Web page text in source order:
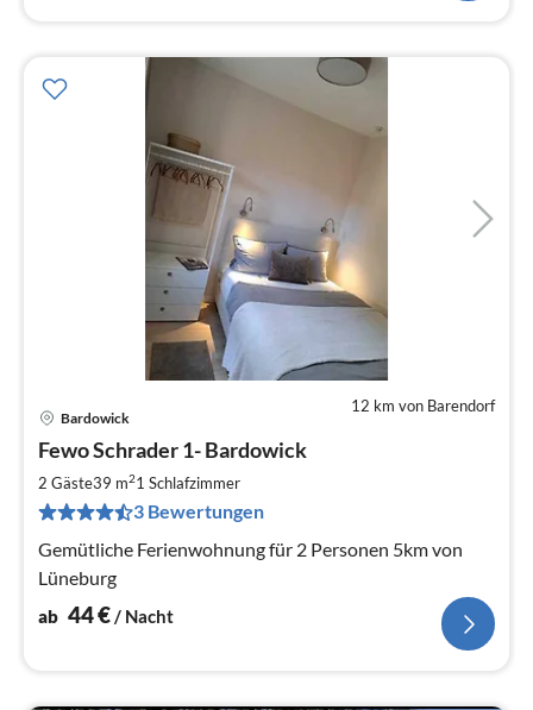
12 km von Barendorf
Bardowick
Fewo Schrader 1- Bardowick
2 Gäste39 m21 Schlafzimmer
3 Bewertungen
Gemütliche Ferienwohnung für 2 Personen 5km von
Lüneburg
ab 44€/ Nacht